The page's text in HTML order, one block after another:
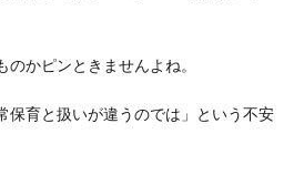
かピンときませんよね。
保育と扱いが違うのでは」という不安